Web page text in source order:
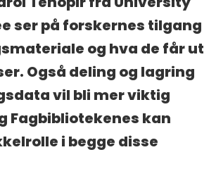
ser på forskernes tilgang
og hva de får ut
Også deling og lagring
vil bli mer viktig
Fagbibliotekenes kan
i begge disse